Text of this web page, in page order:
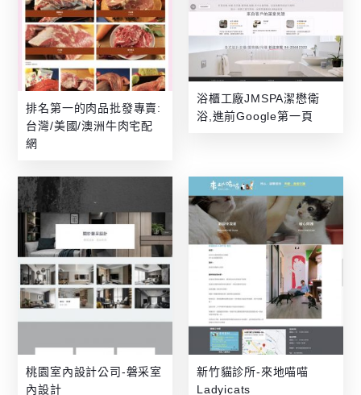
排名第一的肉品批發專賣:
台灣/美國/澳洲牛肉宅配
網
浴櫃工廠JMSPA潔懋衛
浴,進前Google第一頁
桃園室內設計公司-磐采室
內設計
新竹貓診所-來地喵喵
Ladyicats